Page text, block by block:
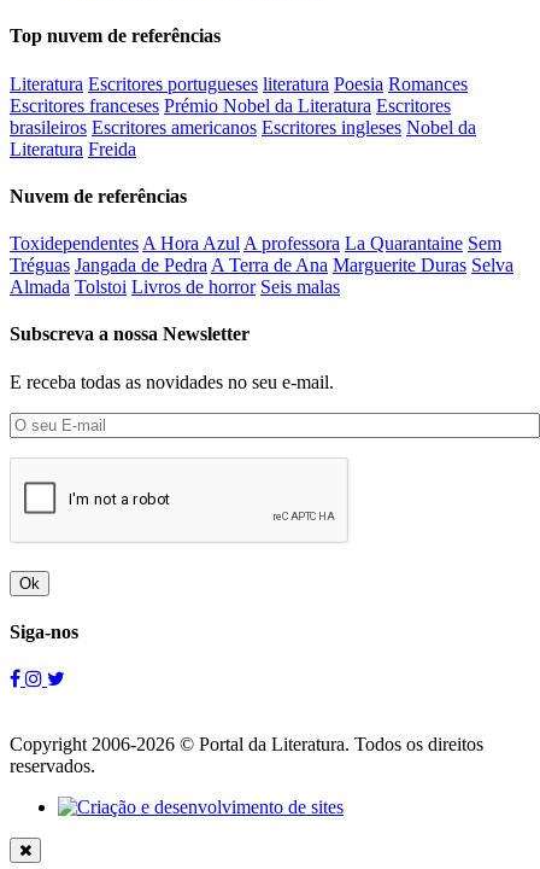
Top nuvem de referências
Literatura Escritores portugueses literatura Poesia Romances
Escritores franceses Prémio Nobel da Literatura Escritores
brasileiros Escritores americanos Escritores ingleses Nobel da
Literatura Freida
Nuvem de referências
Toxidependentes A Hora Azul A professora La Quarantaine Sem
Tréguas Jangada de Pedra A Terra de Ana Marguerite Duras Selva
Almada Tolstoi Livros de horror Seis malas
Subscreva a nossa Newsletter
E receba todas as novidades no seu e-mail.
Ok
Siga-nos
Copyright 2006-2026 © Portal da Literatura. Todos os direitos
reservados.